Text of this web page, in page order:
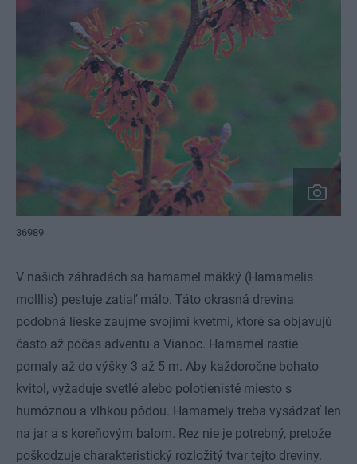
36989
V našich záhradách sa hamamel mäkký (Hamamelis
molllis) pestuje zatiaľ málo. Táto okrasná drevina
podobná lieske zaujme svojimi kvetmi, ktoré sa objavujú
často až počas adventu a Vianoc. Hamamel rastie
pomaly až do výšky 3 až 5 m. Aby každoročne bohato
kvitol, vyžaduje svetlé alebo polotienisté miesto s
humóznou a vlhkou pôdou. Hamamely treba vysádzať len
na jar a s koreňovým balom. Rez nie je potrebný, pretože
poškodzuje charakteristický rozložitý tvar tejto dreviny.